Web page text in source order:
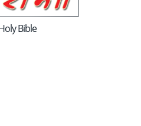
Bible